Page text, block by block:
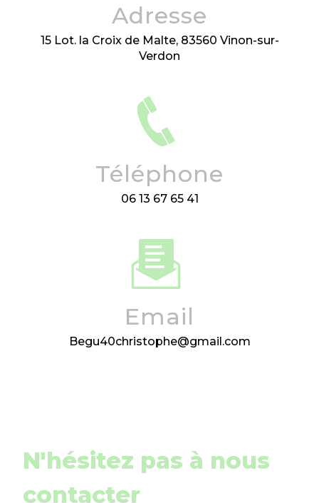
Adresse
15 Lot. la Croix de Malte, 83560 Vinon-sur-
Verdon
Téléphone
06 13 67 65 41
Email
begu40christophe@gmail.com
N'hésitez pas à nous
contacter